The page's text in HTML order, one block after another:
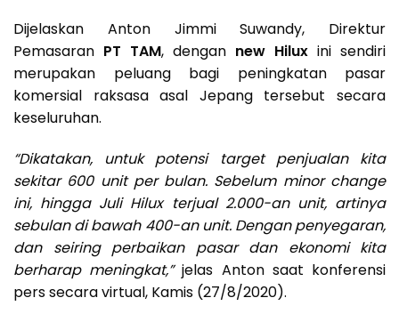
Dijelaskan Anton Jimmi Suwandy, Direktur
Pemasaran PT TAM, dengan new Hilux ini sendiri
merupakan peluang bagi peningkatan pasar
komersial raksasa asal Jepang tersebut secara
keseluruhan.
“Dikatakan, untuk potensi target penjualan kita
sekitar 600 unit per bulan. Sebelum minor change
ini, hingga Juli Hilux terjual 2.000-an unit, artinya
sebulan di bawah 400-an unit. Dengan penyegaran,
dan seiring perbaikan pasar dan ekonomi kita
berharap meningkat,”jelas Anton saat konferensi
pers secara virtual, Kamis (27/8/2020).